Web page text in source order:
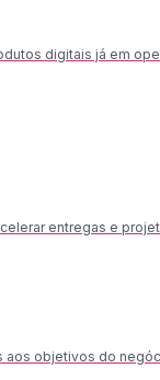
digitais já em
entregas e
aos objetivos do